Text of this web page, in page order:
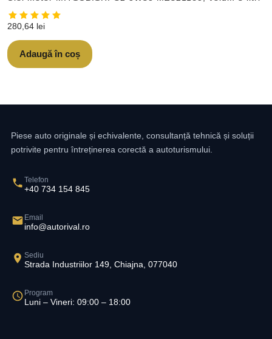
280,64 lei
Adaugă în coș
Piese auto originale și echivalente, consultanță tehnică și soluții
potrivite pentru întreținerea corectă a autoturismului.
Telefon
+40 734 154 845
Email
info@autorival.ro
Sediu
Strada Industriilor 149, Chiajna, 077040
Program
Luni – Vineri: 09:00 – 18:00